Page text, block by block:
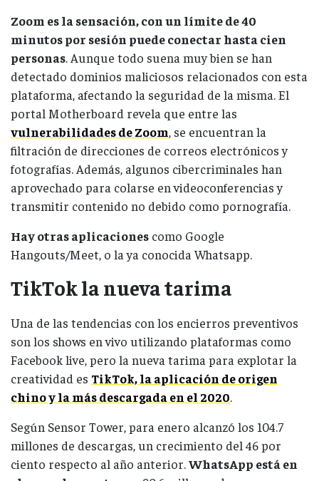
Zoom es la sensación, con un límite de 40
minutos por sesión puede conectar hasta cien
personas. Aunque todo suena muy bien se han
detectado dominios maliciosos relacionados con esta
plataforma, afectando la seguridad de la misma. El
portal Motherboard revela que entre las
vulnerabilidades de Zoom, se encuentran la
filtración de direcciones de correos electrónicos y
fotografías. Además, algunos cibercriminales han
aprovechado para colarse en videoconferencias y
transmitir contenido no debido como pornografía.
Hay otras aplicaciones como Google
Hangouts/Meet, o la ya conocida Whatsapp.
TikTok la nueva tarima
Una de las tendencias con los encierros preventivos
son los shows en vivo utilizando plataformas como
Facebook live, pero la nueva tarima para explotar la
creatividad es TikTok, la aplicación de origen
chino y la más descargada en el 2020.
Según Sensor Tower, para enero alcanzó los 104.7
millones de descargas, un crecimiento del 46 por
ciento respecto al año anterior.WhatsApp está en